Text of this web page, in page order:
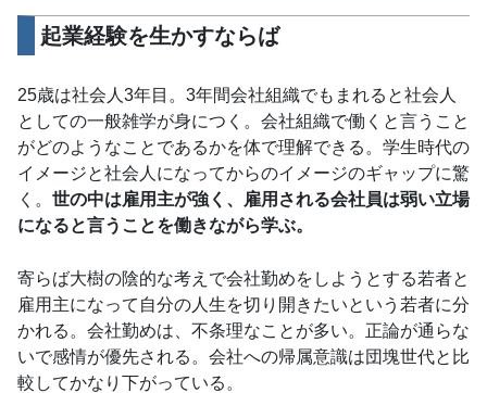
起業経験を生かすならば
25歳は社会人3年目。3年間会社組織でもまれると社会人
としての一般雑学が身につく。会社組織で働くと言うこと
がどのようなことであるかを体で理解できる。学生時代の
イメージと社会人になってからのイメージのギャップに驚
く。 世の中は雇用主が強く、雇用される会社員は弱い立場
になると言うことを働きながら学ぶ。
寄らば大樹の陰的な考えで会社勤めをしようとする若者と
雇用主になって自分の人生を切り開きたいという若者に分
かれる。会社勤めは、不条理なことが多い。正論が通らな
いで感情が優先される。会社への帰属意識は団塊世代と比
較してかなり下がっている。